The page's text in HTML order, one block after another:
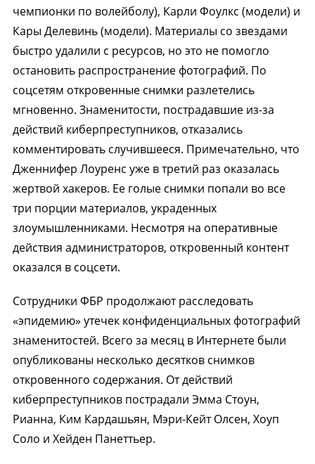
чемпионки по волейболу), Карли Фоулкс (модели) и
Кары Делевинь (модели). Материалы со звездами
быстро удалили с ресурсов, но это не помогло
остановить распространение фотографий. По
соцсетям откровенные снимки разлетелись
мгновенно. Знаменитости, пострадавшие из-за
действий киберпреступников, отказались
комментировать случившееся. Примечательно, что
Дженнифер Лоуренс уже в третий раз оказалась
жертвой хакеров. Ее голые снимки попали во все
три порции материалов, украденных
злоумышленниками. Несмотря на оперативные
действия администраторов, откровенный контент
оказался в соцсети.
Сотрудники ФБР продолжают расследовать
«эпидемию» утечек конфиденциальных фотографий
знаменитостей. Всего за месяц в Интернете были
опубликованы несколько десятков снимков
откровенного содержания. От действий
киберпреступников пострадали Эмма Стоун,
Рианна, Ким Кардашьян, Мэри-Кейт Олсен, Хоуп
Соло и Хейден Панеттьер.